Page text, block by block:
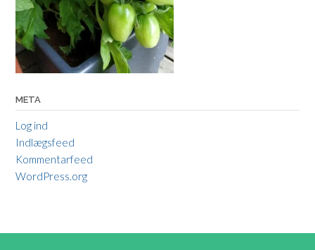
META
Log ind
Indlægsfeed
Kommentarfeed
WordPress.org